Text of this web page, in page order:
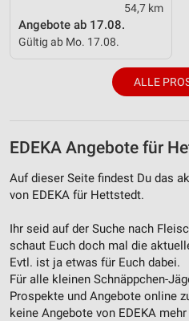
54,7 km
Angebote ab 17.08.
Gültig ab Mo. 17.08.
ALLE
EDEKA Angebote für
Auf dieser Seite findest Du das
von EDEKA für Hettstedt.
Ihr seid auf der Suche nach
schaut Euch doch mal die
Evtl. ist ja etwas für Euch dabei.
Für alle kleinen Schnäppchen-
Prospekte und Angebote online
keine Angebote von EDEKA